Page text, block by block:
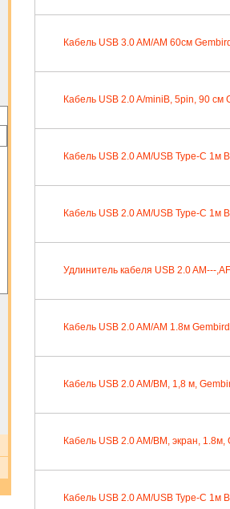
Кабель USB 3.0 AM/AM 60см
Кабель USB 2.0 A/miniB, 5pin, 90
Кабель USB 2.0 AM/USB Type-C 1м
Кабель USB 2.0 AM/USB Type-C 1м
Удлинитель кабеля USB 2.0 AM---
Кабель USB 2.0 AM/AM 1.8м
Кабель USB 2.0 AM/BM, 1,8 м,
Кабель USB 2.0 AM/BM, экран,
Кабель USB 2.0 AM/USB Type-C 1м